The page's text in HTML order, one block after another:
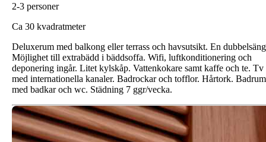
2-3 personer
Ca 30 kvadratmeter
Deluxerum med balkong eller terrass och havsutsikt. En
Möjlighet till extrabädd i bäddsoffa. Wifi, luftkonditionering och
deponering ingår. Litet kylskåp. Vattenkokare samt kaffe och te. Tv
med internationella kanaler. Badrockar och tofflor. Hårtork. Badrum
med badkar och wc. Städning 7 ggr/vecka.